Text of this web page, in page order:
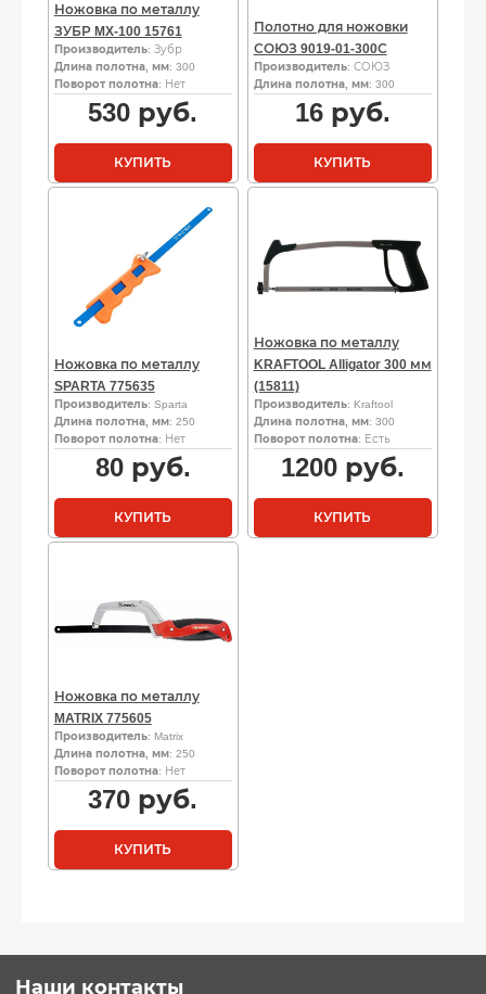
Ножовка по металлу
ЗУБР MX-100 15761
Производитель: Зубр
Длина полотна, мм: 300
Поворот полотна: Нет
530 руб.
КУПИТЬ
Полотно для ножовки
СОЮЗ 9019-01-300С
Производитель: СОЮЗ
Длина полотна, мм: 300
16руб.
КУПИТЬ
Ножовка по металлу
SPARTA 775635
Производитель: Sparta
Длина полотна, мм: 250
Поворот полотна: Нет
80руб.
КУПИТЬ
Ножовка по металлу
KRAFTOOL Alligator 300 мм
(15811)
Производитель: Kraftool
Длина полотна, мм: 300
Поворот полотна: Есть
1200руб.
КУПИТЬ
Ножовка по металлу
MATRIX 775605
Производитель: Matrix
Длина полотна, мм: 250
Поворот полотна: Нет
370 руб.
КУПИТЬ
Наши контакты